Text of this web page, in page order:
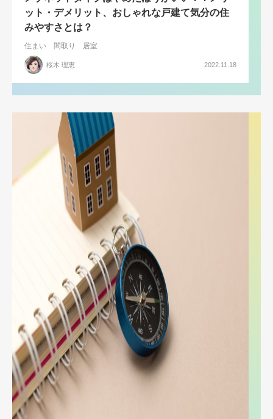
ット・デメリット、おしゃれな戸建て気分の住
みやすさとは？
住まい 間取り 居室
桜木 理恵 2022.11.18